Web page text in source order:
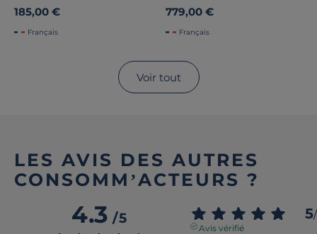
185,00 €
Français
779,00 €
Français
Voir tout
LES AVIS DES AUTRES
CONSOMM’ACTEURS ?
4.3/5 5/
Avis vérifié